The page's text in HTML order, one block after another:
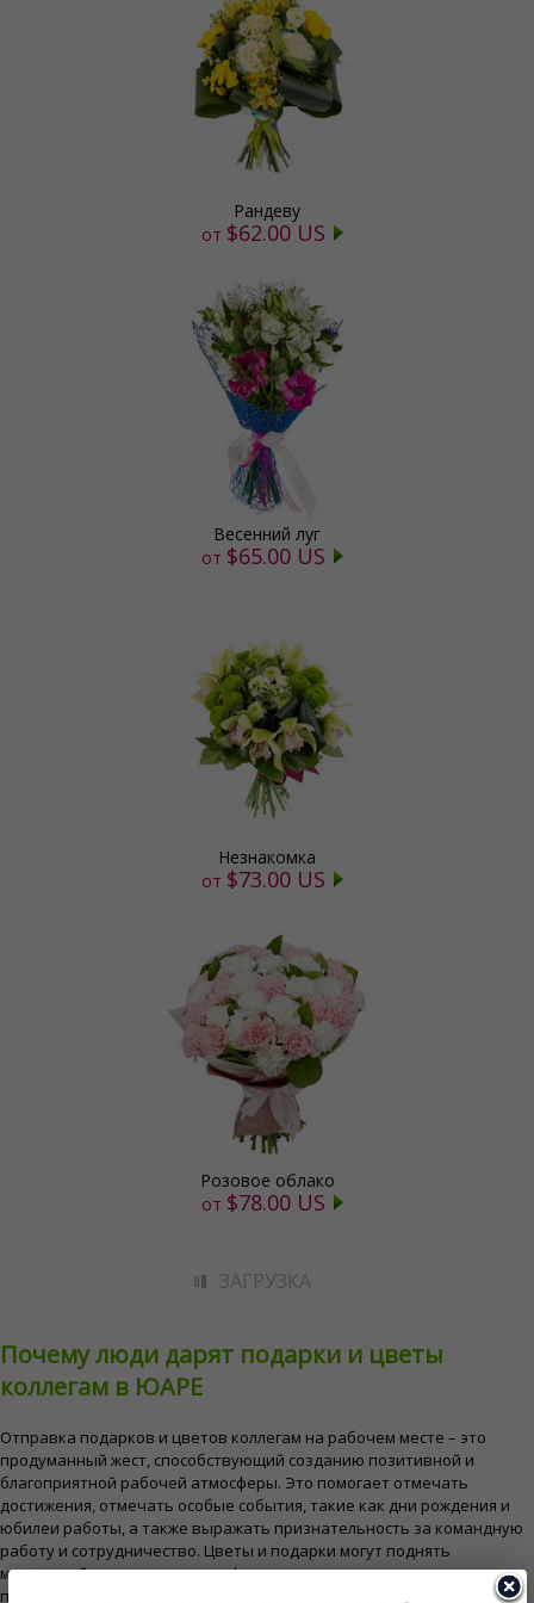
Рандеву
от $62.00 US
Весенний луг
от $65.00 US
Незнакомка
от $73.00 US
Розовое облако
от $78.00 US
ЗАГРУЗКА
Почему люди дарят подарки и цветы
коллегам в ЮАРЕ
Отправка подарков и цветов коллегам на рабочем месте – это
продуманный жест, способствующий созданию позитивной и
благоприятной рабочей атмосферы. Это помогает отмечать
достижения, отмечать особые события, такие как дни рождения и
юбилеи работы, а также выражать признательность за командную
работу и сотрудничество. Цветы и подарки могут поднять
моральный дух, укрепить профессиональные отношения и создать
приятную и гостеприимную атмосферу в офисе.